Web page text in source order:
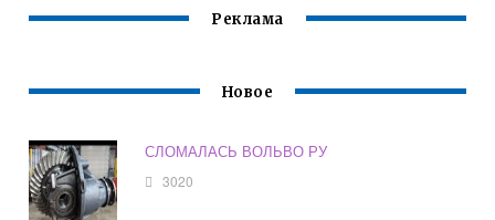
Реклама
Новое
СЛОМАЛАСЬ ВОЛЬВО РУ
3020